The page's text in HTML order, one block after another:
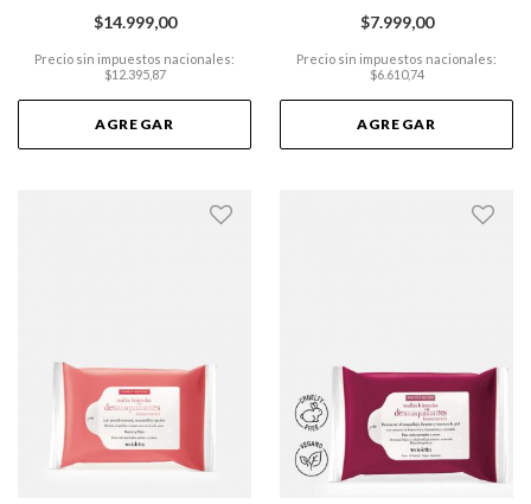
$14.999,00
Precio sin impuestos nacionales:
$12.395,87
AGREGAR
$7.999,00
Precio sin impuestos nacionales:
$6.610,74
AGREGAR